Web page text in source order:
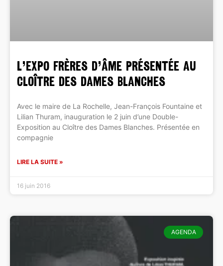
L’EXPO FRÈRES D’ÂME présentée au
Cloître des Dames Blanches
Avec le maire de La Rochelle, Jean-François Fountaine et
Lilian Thuram, inauguration le 2 juin d’une Double-
Exposition au Cloître des Dames Blanches. Présentée en
compagnie
LIRE LA SUITE »
16 juin 2016
AGENDA